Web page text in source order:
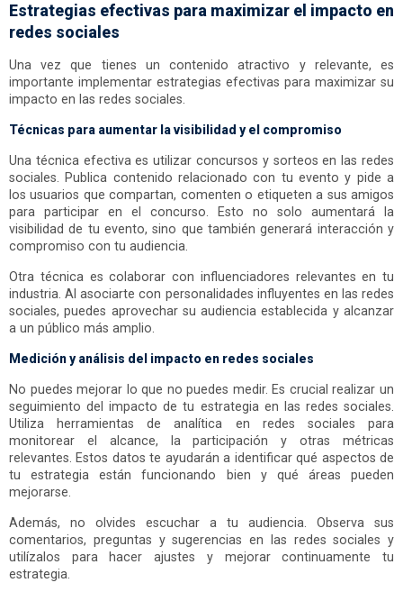
Estrategias efectivas para maximizar el impacto en
redes sociales
Una vez que tienes un contenido atractivo y relevante, es
importante implementar estrategias efectivas para maximizar su
impacto en las redes sociales.
Técnicas para aumentar la visibilidad y el compromiso
Una técnica efectiva es utilizar concursos y sorteos en las redes
sociales. Publica contenido relacionado con tu evento y pide a
los usuarios que compartan, comenten o etiqueten a sus amigos
para participar en el concurso. Esto no solo aumentará la
visibilidad de tu evento, sino que también generará interacción y
compromiso con tu audiencia.
Otra técnica es colaborar con influenciadores relevantes en tu
industria. Al asociarte con personalidades influyentes en las redes
sociales, puedes aprovechar su audiencia establecida y alcanzar
a un público más amplio.
Medición y análisis del impacto en redes sociales
No puedes mejorar lo que no puedes medir. Es crucial realizar un
seguimiento del impacto de tu estrategia en las redes sociales.
Utiliza herramientas de analítica en redes sociales para
monitorear el alcance, la participación y otras métricas
relevantes. Estos datos te ayudarán a identificar qué aspectos de
tu estrategia están funcionando bien y qué áreas pueden
mejorarse.
Además, no olvides escuchar a tu audiencia. Observa sus
comentarios, preguntas y sugerencias en las redes sociales y
utilízalos para hacer ajustes y mejorar continuamente tu
estrategia.